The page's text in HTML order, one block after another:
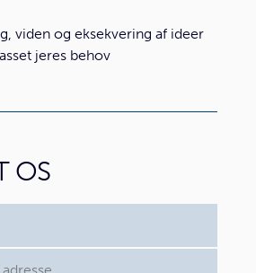
viden og eksekvering af ideer
jeres behov
OS